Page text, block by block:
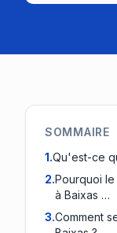
SOMMAIRE
1.Qu'est-ce
2.Pourquoi
à Baixas …
3.Comment